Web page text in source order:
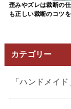
歪みやズレは裁断の
も正しい裁断のコツ
カテゴリー
「ハンドメイ